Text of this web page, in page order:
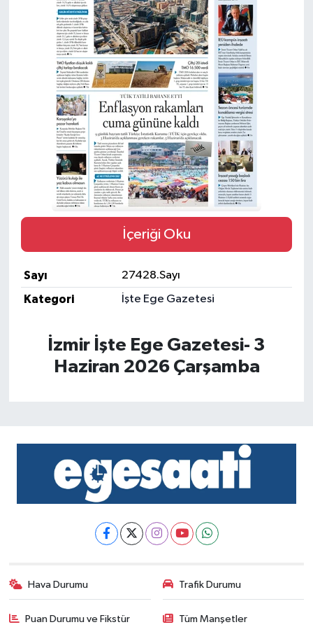
İçeriği Oku
Sayı
27428.Sayı
Kategori
İşte Ege Gazetesi
İzmir İşte Ege Gazetesi- 3
Haziran 2026 Çarşamba
Hava Durumu Trafik Durumu
Puan Durumu ve Fikstür Tüm Manşetler